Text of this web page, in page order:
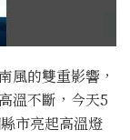
風的雙重影響，
溫不斷，今天5
市亮起高溫燈